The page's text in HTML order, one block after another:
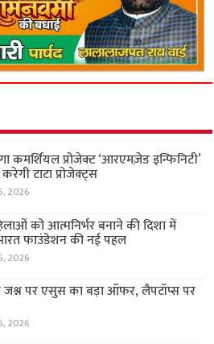
कमर्शियल प्रोजेक्ट ‘आरएमज़ेड इन्फिनिटी’
टाटा प्रोजेक्ट्स
2026
को आत्मनिर्भर बनाने की दिशा में
फाउंडेशन की नई पहल
2026
पर एसुस का बड़ा ऑफर, लैपटॉप्स पर
2026